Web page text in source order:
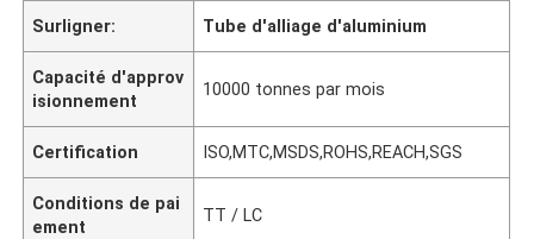
Surligner: Tube d'alliage d'aluminium
Capacité d'approv
isionnement
10000 tonnes par mois
Certification ISO,MTC,MSDS,ROHS,REACH,SGS
Conditions de pai
ement
TT / LC